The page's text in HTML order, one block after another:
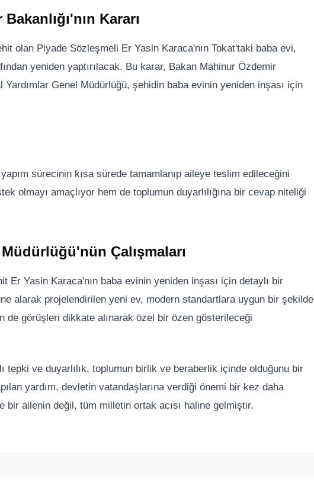
Kararı
olan Piyade Sözleşmeli Er Yasin Karaca'nın Tokat'taki baba evi,
yeniden yaptırılacak. Bu karar, Bakan Mahinur Özdemir
Yardımlar Genel Müdürlüğü, şehidin baba evinin yeniden inşası için
sürecinin kısa sürede tamamlanıp aileye teslim edileceğini
olmayı amaçlıyor hem de toplumun duyarlılığına bir cevap niteliği
Çalışmaları
Er Yasin Karaca'nın baba evinin yeniden inşası için detaylı bir
alarak projelendirilen yeni ev, modern standartlara uygun bir şekilde
görüşleri dikkate alınarak özel bir özen gösterileceği
tepki ve duyarlılık, toplumun birlik ve beraberlik içinde olduğunu bir
yardım, devletin vatandaşlarına verdiği önemi bir kez daha
bir ailenin değil, tüm milletin ortak acısı haline gelmiştir.